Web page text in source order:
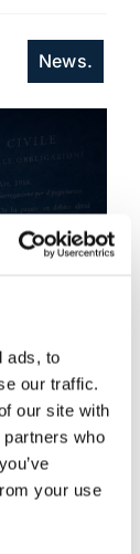
ads, to
our traffic.
our site with
who
your use
News.